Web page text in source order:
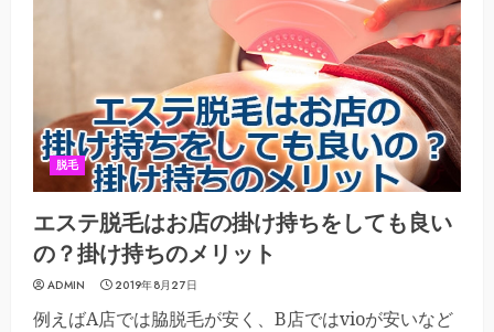
脱毛
エステ脱毛はお店の掛け持ちをしても良い
の？掛け持ちのメリット
ADMIN 2019年8月27日
例えばA店では脇脱毛が安く、B店ではvioが安いなど